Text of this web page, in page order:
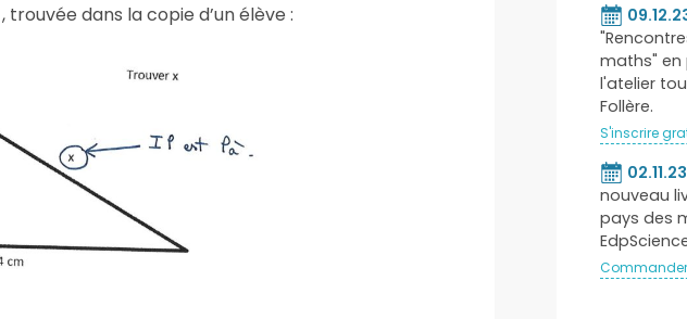
dans la copie d’un élève :
maths" en
l'atelier
Follère.
S'inscrire
02.11.23
nouveau
pays des